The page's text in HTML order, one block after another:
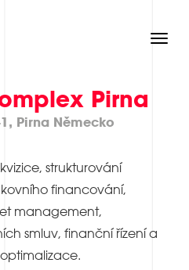
Pirna
Pirna Německo
strukturování
financování,
management,
smluv, finanční řízení a